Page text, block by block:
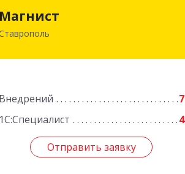
Магнист
Внедрений
7
1С:Специалист
4
Отправить заявку
355029, Ставропольский край,
Подробнее
Отправить заявку